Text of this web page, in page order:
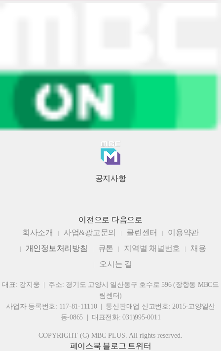
공지사항
이전으로 다음으로
회사소개
사업&광고문의 클린센터
이용약관
개인정보처리방침
큐톤 지역별 채널번호
채용
오시는 길
대표: 강지웅 | 주소: 경기도 고양시 일산동구 호수로 596 (장항동 MBC드
림센터)
사업자 등록번호: 117-81-11110 | 통신판매업 신고번호: 2015-고양일산
동-0865 | 대표전화: 031)995-0011
COPYRIGHT (C) MBC PLUS. All rights reserved.
페이스북 블로그 트위터